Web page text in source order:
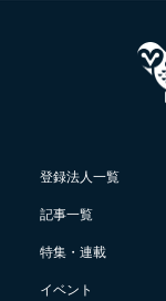
登録法人一覧
記事一覧
特集・連載
イベント